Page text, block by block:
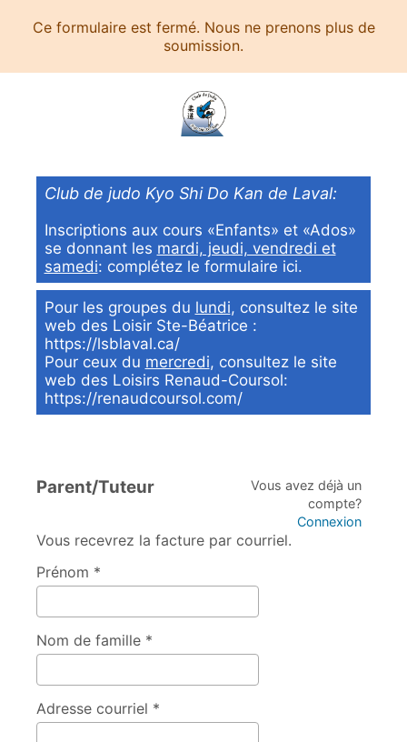
Ce formulaire est fermé. Nous ne prenons plus de
soumission.
Club de judo Kyo Shi Do Kan de Laval:
Inscriptions aux cours «Enfants» et «Ados»
se donnant les mardi, jeudi, vendredi et
samedi: complétez le formulaire ici.
Pour les groupes du lundi, consultez le site
web des Loisir Ste-Béatrice :
https://lsblaval.ca/
Pour ceux du mercredi, consultez le site
web des Loisirs Renaud-Coursol:
https://renaudcoursol.com/
Parent/Tuteur
Vous avez déjà un
compte?
Connexion
Vous recevrez la facture par courriel.
Prénom *
Nom de famille *
Adresse courriel *